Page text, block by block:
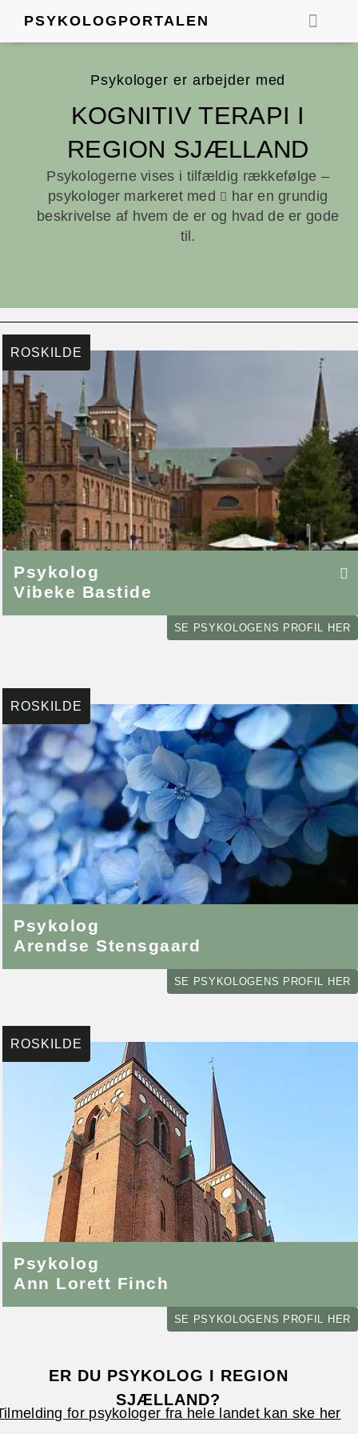
PSYKOLOGPORTALEN
Psykologer er arbejder med
KOGNITIV TERAPI I
REGION SJÆLLAND
Psykologerne vises i tilfældig rækkefølge –
psykologer markeret med
har en grundig
beskrivelse af hvem de er og hvad de er gode
til.
ROSKILDE
Psykolog
Vibeke Bastide
SE PSYKOLOGENS PROFIL HER
ROSKILDE
Psykolog
Arendse Stensgaard
SE PSYKOLOGENS PROFIL HER
ROSKILDE
Psykolog
Ann Lorett Finch
SE PSYKOLOGENS PROFIL HER
ER DU PSYKOLOG I REGION
SJÆLLAND?
for psykologer fra hele landet kan ske her